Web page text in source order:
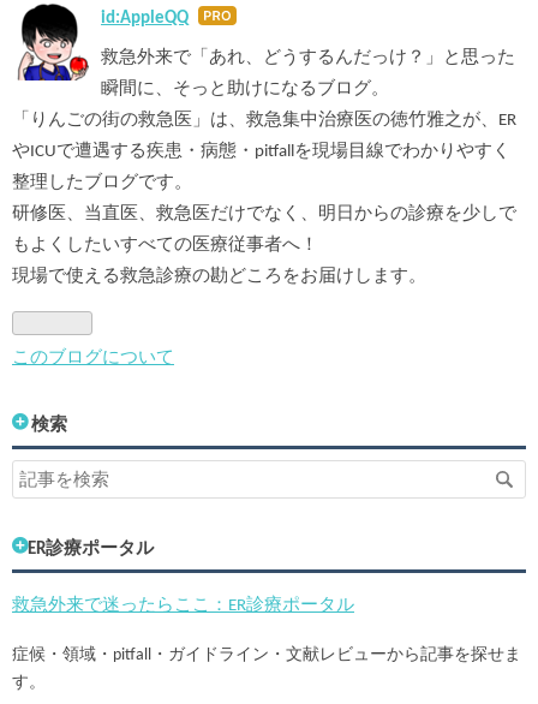
id:AppleQQ はて
なブ
ログ
Pro
救急外来で「あれ、どうするんだっけ？」と思った
瞬間に、そっと助けになるブログ。
「りんごの街の救急医」は、救急集中治療医の徳竹雅之が、ER
やICUで遭遇する疾患・病態・pitfallを現場目線でわかりやすく
整理したブログです。
研修医、当直医、救急医だけでなく、明日からの診療を少しで
もよくしたいすべての医療従事者へ！
現場で使える救急診療の勘どころをお届けします。
このブログについて
検索
ER診療ポータル
救急外来で迷ったらここ：ER診療ポータル
症候・領域・pitfall・ガイドライン・文献レビューから記事を探せま
す。